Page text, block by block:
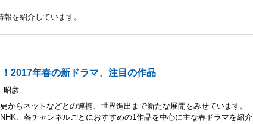
を紹介しています。
2017年春の新ドラマ、注目の作品
昭彦
からネットなどとの連携、世界進出まで新たな展開をみせています。
、各チャンネルごとにおすすめの1作品を中心に主な春ドラマを紹介